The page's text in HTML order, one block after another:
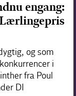
engang:
og som
i
fra Poul
DI